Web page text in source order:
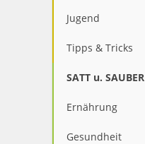
Jugend
Tipps & Tricks
SATT u. SAUBER
Ernährung
Gesundheit